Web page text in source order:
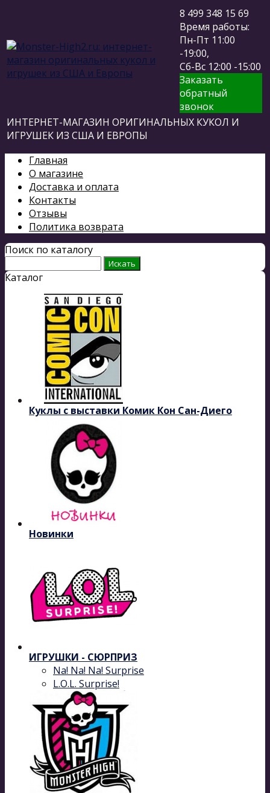
8 499 348 15 69
Время работы:
Пн-Пт 11:00
-19:00,
Сб-Вс 12:00 -15:00
Заказать
обратный
звонок
ИНТЕРНЕТ-МАГАЗИН ОРИГИНАЛЬНЫХ КУКОЛ И
ИГРУШЕК ИЗ США И ЕВРОПЫ
Главная
О магазине
Доставка и оплата
Контакты
Отзывы
Политика возврата
Поиск по каталогу
Каталог
Куклы с выставки Комик Кон Сан-Диего
Новинки
ИГРУШКИ - СЮРПРИЗ
Na! Na! Na! Surprise
L.O.L. Surprise!